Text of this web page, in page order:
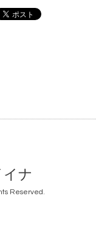
ナ
Reserved.